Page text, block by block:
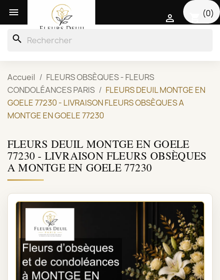
 (0)

search
Accueil
FLEURS OBSÈQUES - FLEURS
CONDOLÉANCES PARIS
FLEURS DEUIL MONTGE EN
GOELE 77230 - LIVRAISON FLEURS OBSÈQUES A
MONTGE EN GOELE 77230
FLEURS DEUIL MONTGE EN GOELE
77230 - LIVRAISON FLEURS OBSÈQUES
A MONTGE EN GOELE 77230